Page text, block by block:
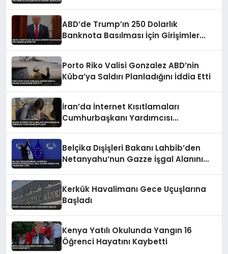
ABD’de Trump’ın 250 Dolarlık
Banknota Basılması İçin Girişimler
Porto Riko Valisi Gonzalez ABD’nin
Küba’ya Saldırı Planladığını İddia Etti
İran’da İnternet Kısıtlamaları
Cumhurbaşkanı Yardımcısı
Belçika Dışişleri Bakanı Lahbib’den
Netanyahu’nun Gazze İşgal Alanını
Kerkük Havalimanı Gece Uçuşlarına
Başladı
Kenya Yatılı Okulunda Yangın 16
Öğrenci Hayatını Kaybetti